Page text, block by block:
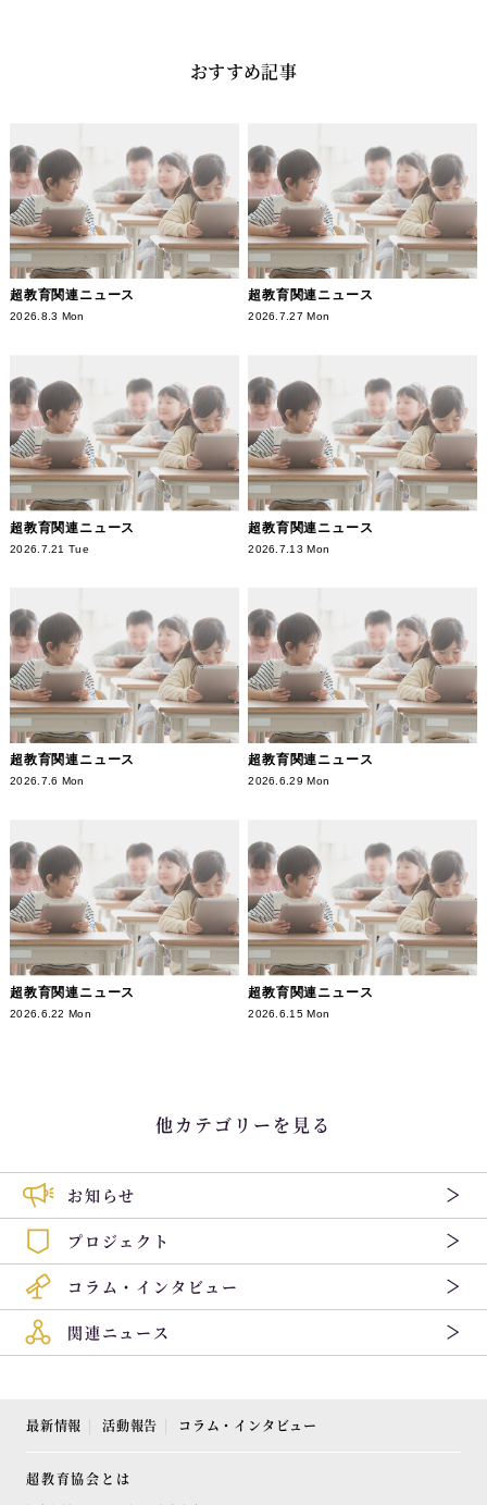
おすすめ記事
超教育関連ニュース
2026.8.3 Mon
超教育関連ニュース
2026.7.27 Mon
超教育関連ニュース
2026.7.21 Tue
超教育関連ニュース
2026.7.13 Mon
超教育関連ニュース
2026.7.6 Mon
超教育関連ニュース
2026.6.29 Mon
超教育関連ニュース
2026.6.22 Mon
超教育関連ニュース
2026.6.15 Mon
他カテゴリーを見る
お知らせ
プロジェクト
コラム・インタビュー
関連ニュース
最新情報 活動報告 コラム・インタビュー
超教育協会とは